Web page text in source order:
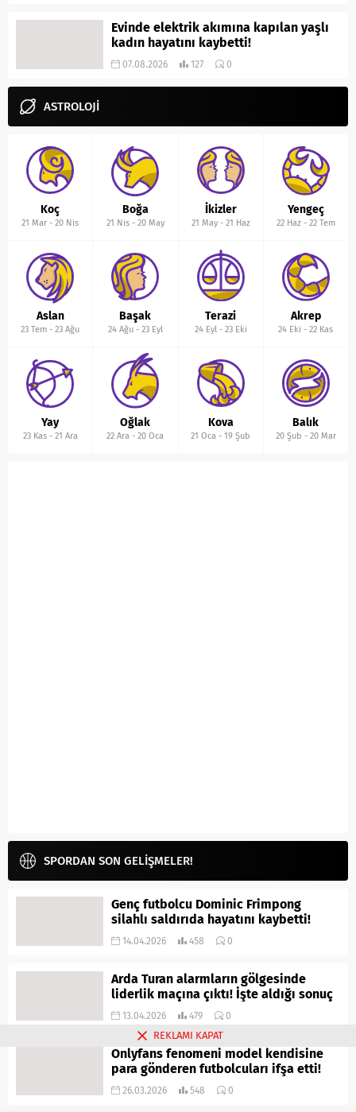
Evinde elektrik akımına kapılan yaşlı
kadın hayatını kaybetti!
07.08.2026 127 0
ASTROLOJİ
Koç
21 Mar -20 Nis
Boğa
21 Nis- 20 May
İkizler
21 May- 21 Haz
Yengeç
22 Haz- 22 Tem
Aslan
23 Tem -23 Ağu
Başak
24 Ağu- 23 Eyl
Terazi
24 Eyl- 23 Eki
Akrep
24 Eki -22 Kas
Yay
23 Kas- 21 Ara
Oğlak
22 Ara -20 Oca
Kova
21 Oca -19 Şub
Balık
20 Şub - 20 Mar
SPORDAN SON GELİŞMELER!
Genç futbolcu Dominic Frimpong
silahlı saldırıda hayatını kaybetti!
14.04.2026 458 0
Arda Turan alarmların gölgesinde
liderlik maçına çıktı! İşte aldığı sonuç
13.04.2026 479 0
Onlyfans fenomeni model kendisine
para gönderen futbolcuları ifşa etti!
26.03.2026 548 0
REKLAMI KAPAT